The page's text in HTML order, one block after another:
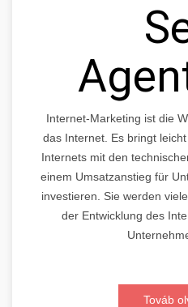
Internet-Marketing ist die
das Internet. Es bringt
Internets mit den
einem Umsatzanstieg für
investieren. Sie werden
der Entwicklung des
Továb